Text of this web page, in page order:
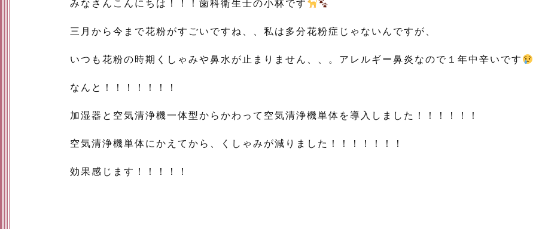
みなさんこんにちは！！！歯科衛生士の小林です
三月から今まで花粉がすごいですね、、私は多分花粉症じゃないんですが、
いつも花粉の時期くしゃみや鼻水が止まりません、、。アレルギー鼻炎なので１年中辛いです
なんと！！！！！！！
加湿器と空気清浄機一体型からかわって空気清浄機単体を導入しました！！！！！！
空気清浄機単体にかえてから、くしゃみが減りました！！！！！！！
効果感じます！！！！！